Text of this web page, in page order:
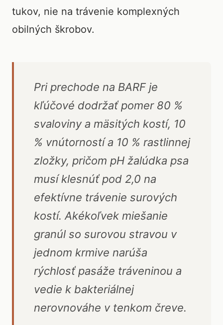
tukov, nie na trávenie komplexných
obilných škrobov.
Pri prechode na BARF je
kľúčové dodržať pomer 80 %
svaloviny a mäsitých kostí, 10
% vnútorností a 10 % rastlinnej
zložky, pričom pH žalúdka psa
musí klesnúť pod 2,0 na
efektívne trávenie surových
kostí. Akékoľvek miešanie
granúl so surovou stravou v
jednom krmive narúša
rýchlosť pasáže tráveninou a
vedie k bakteriálnej
nerovnováhe v tenkom čreve.